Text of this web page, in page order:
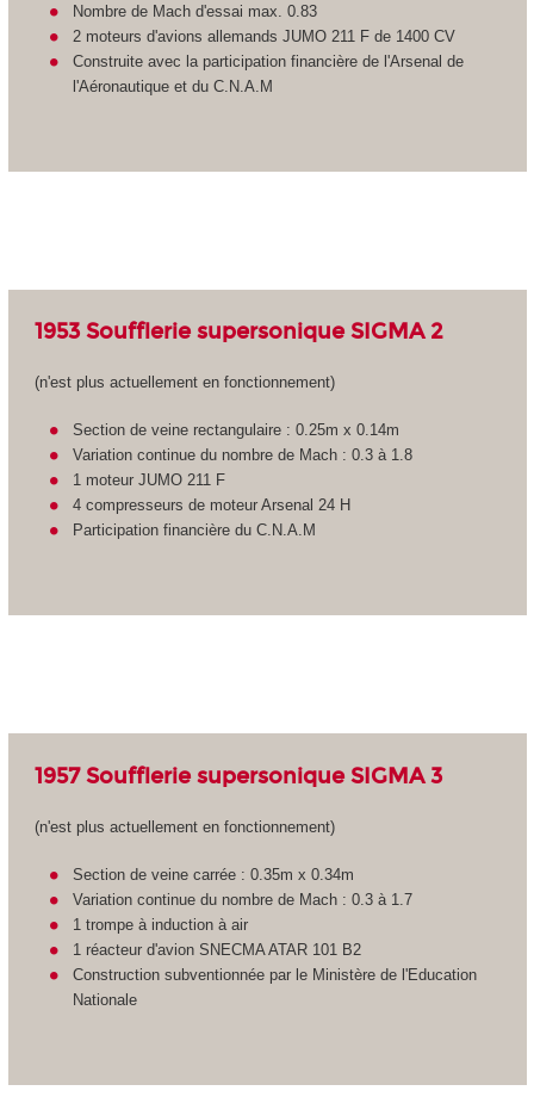
Nombre de Mach d'essai max. 0.83
2 moteurs d'avions allemands JUMO 211 F de 1400 CV
Construite avec la participation financière de l'Arsenal de
l'Aéronautique et du C.N.A.M
1953 Soufflerie supersonique SIGMA 2
(n'est plus actuellement en fonctionnement)
Section de veine rectangulaire : 0.25m x 0.14m
Variation continue du nombre de Mach : 0.3 à 1.8
1 moteur JUMO 211 F
4 compresseurs de moteur Arsenal 24 H
Participation financière du C.N.A.M
1957 Soufflerie supersonique SIGMA 3
(n'est plus actuellement en fonctionnement)
Section de veine carrée : 0.35m x 0.34m
Variation continue du nombre de Mach : 0.3 à 1.7
1 trompe à induction à air
1 réacteur d'avion SNECMA ATAR 101 B2
Construction subventionnée par le Ministère de l'Education
Nationale